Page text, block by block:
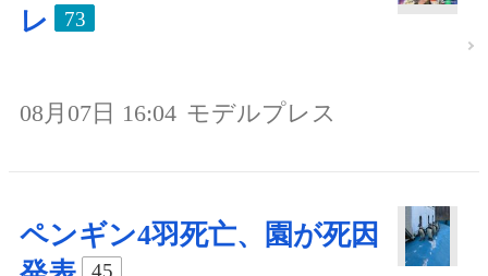
レ
73
08月07日 16:04 モデルプレス
ペンギン4羽死亡、園が死因